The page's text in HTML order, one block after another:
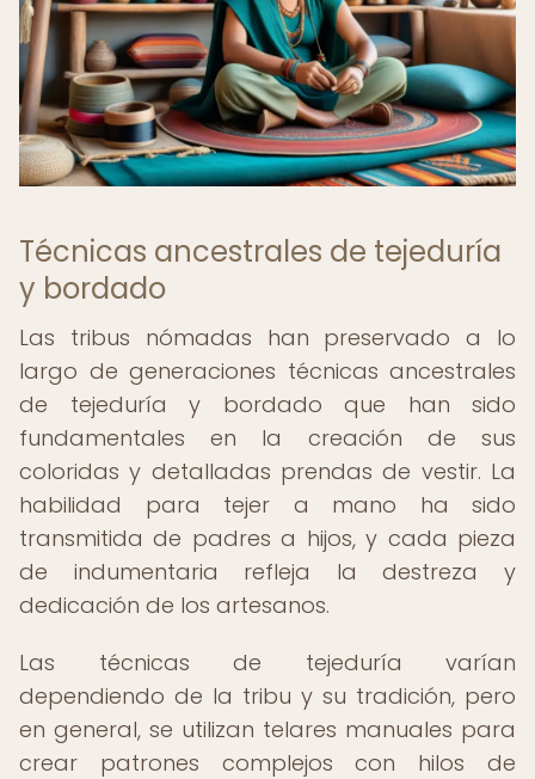
Técnicas ancestrales de tejeduría
y bordado
Las tribus nómadas han preservado a lo
largo de generaciones técnicas ancestrales
de tejeduría y bordado que han sido
fundamentales en la creación de sus
coloridas y detalladas prendas de vestir. La
habilidad para tejer a mano ha sido
transmitida de padres a hijos, y cada pieza
de indumentaria refleja la destreza y
dedicación de los artesanos.
Las técnicas de tejeduría varían
dependiendo de la tribu y su tradición, pero
en general, se utilizan telares manuales para
crear patrones complejos con hilos de